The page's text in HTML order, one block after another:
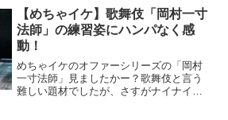
も、放送を決定しました。
【めちゃイケ】歌舞伎「岡村一寸
法師」の練習姿にハンパなく感
動！
めちゃイケのオファーシリーズの「岡村
一寸法師」見ましたかー？歌舞伎と言う
難しい題材でしたが、さすがナイナイの